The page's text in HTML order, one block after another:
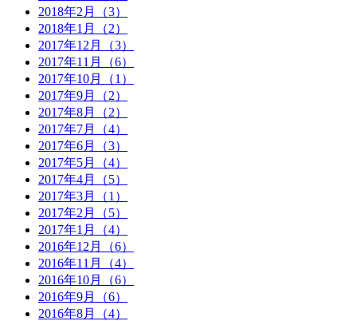
2018年2月（3）
2018年1月（2）
2017年12月（3）
2017年11月（6）
2017年10月（1）
2017年9月（2）
2017年8月（2）
2017年7月（4）
2017年6月（3）
2017年5月（4）
2017年4月（5）
2017年3月（1）
2017年2月（5）
2017年1月（4）
2016年12月（6）
2016年11月（4）
2016年10月（6）
2016年9月（6）
2016年8月（4）